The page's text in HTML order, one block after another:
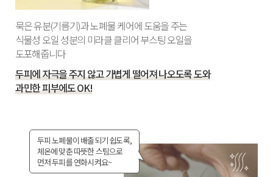
묵은 유분(기름기)과 노폐물 케어에 도움을 주는
식물성 오일 성분의 미라클 클리어 부스팅 오일을
도포해줍니다
두피에 자극을 주지 않고 가볍게 떨어져 나오도록 도와
과민한 피부에도 OK!
두피 노폐물이 배출되기 쉽도록,
체온에 맞춘 따뜻한 스팀으로
먼저 두피를 연화시켜요~